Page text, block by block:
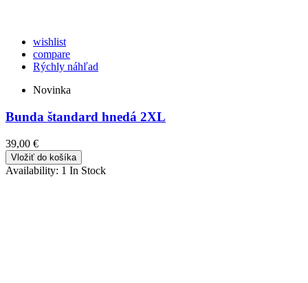
wishlist
compare
Rýchly náhľad
Novinka
Bunda štandard hnedá 2XL
39,00 €
Vložiť do košíka
Availability: 1 In Stock